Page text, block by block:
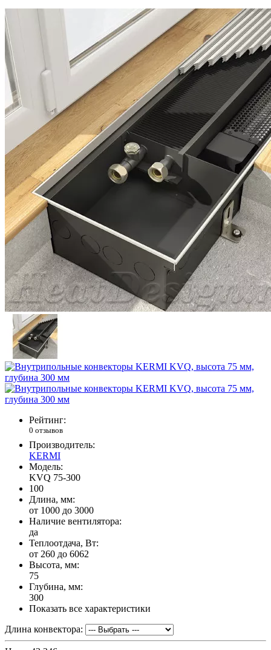
Рейтинг:
0 отзывов
Производитель:
KERMI
Модель:
KVQ 75-300
100
Длина, мм:
от 1000 до 3000
Наличие вентилятора:
да
Теплоотдача, Вт:
от 260 до 6062
Высота, мм:
75
Глубина, мм:
300
Показать все характеристики
Длина конвектора: